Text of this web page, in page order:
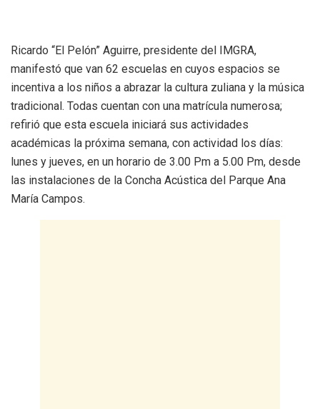
Ricardo “El Pelón” Aguirre, presidente del IMGRA,
manifestó que van 62 escuelas en cuyos espacios se
incentiva a los niños a abrazar la cultura zuliana y la música
tradicional. Todas cuentan con una matrícula numerosa;
refirió que esta escuela iniciará sus actividades
académicas la próxima semana, con actividad los días:
lunes y jueves, en un horario de 3.00 Pm a 5.00 Pm, desde
las instalaciones de la Concha Acústica del Parque Ana
María Campos.